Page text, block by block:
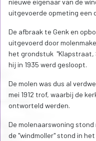
uitgevoerde opmeting een
De afbraak te Genk en
uitgevoerd door
het grondstuk "Klapstraat,
hij in 1935 werd gesloopt.
De molen was dus al
mei 1912 trof, waarbij de
ontworteld werden.
De molenaarswoning
de "windmoller" stond in